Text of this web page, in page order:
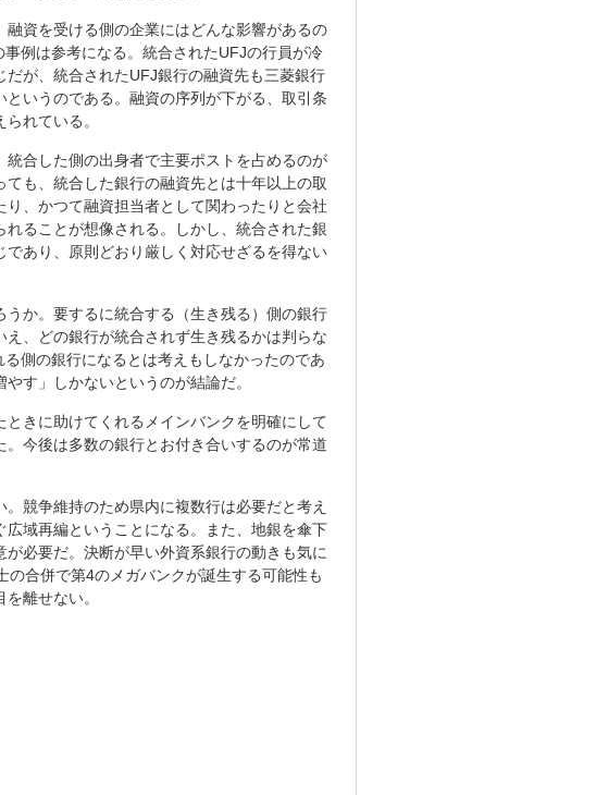
資を受ける側の企業にはどんな影響があるの
例は参考になる。統合されたUFJの行員が冷
が、統合されたUFJ銀行の融資先も三菱銀行
いうのである。融資の序列が下がる、取引条
れている。
合した側の出身者で主要ポストを占めるのが
も、統合した銀行の融資先とは十年以上の取
、かつて融資担当者として関わったりと会社
ることが想像される。しかし、統合された銀
あり、原則どおり厳しく対応せざるを得ない
か。要するに統合する（生き残る）側の銀行
、どの銀行が統合されず生き残るかは判らな
側の銀行になるとは考えもしなかったのであ
す」しかないというのが結論だ。
きに助けてくれるメインバンクを明確にして
今後は多数の銀行とお付き合いするのが常道
競争維持のため県内に複数行は必要だと考え
域再編ということになる。また、地銀を傘下
必要だ。決断が早い外資系銀行の動きも気に
合併で第4のメガバンクが誕生する可能性も
離せない。